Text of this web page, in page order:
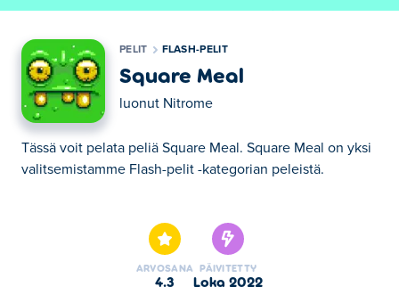
PELIT FLASH-PELIT
Square Meal
luonut Nitrome
Tässä voit pelata peliä Square Meal. Square Meal on yksi
valitsemistamme Flash-pelit -kategorian peleistä.
ARVOSANA
4.3
PÄIVITETTY
loka 2022